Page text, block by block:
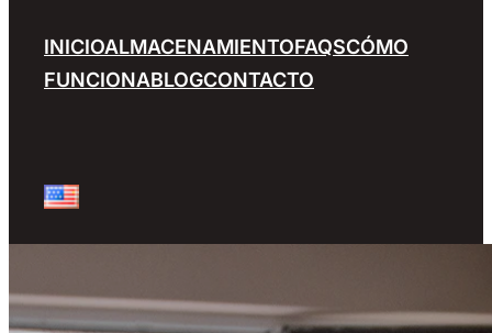
INICIOALMACENAMIENTOFAQSCÓMO
FUNCIONABLOGCONTACTO